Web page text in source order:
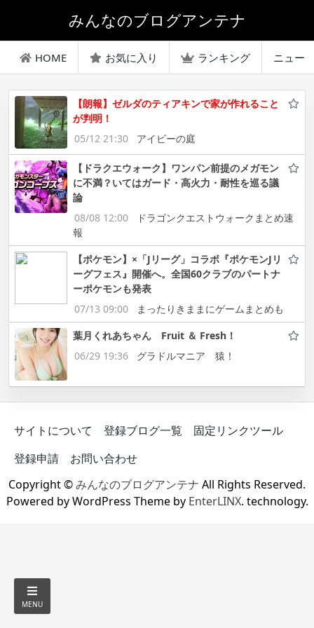
みんなのブログアンテナ
HOME お気に入り ランキング ニュー
【朗報】ゼルダのティアキンで家が作れること
が判明！
05/12 21:30
アイビーの庭
【ドラクエウォーク】ワンパン前提のメガモン
に不満？いてはガード・高火力・耐性を巡る議
論
08/08 12:00
ドラゴンクエストウォークまとめ速
報
【ポケモン】×「Jリーグ」コラボ『ポケモンJリ
ーグフェス』開催へ。全国60クラブのパートナ
ーポケモンも発表
07/13 09:00
まったりきままにゲームまとめも
葉月くれあちゃん Fruit ＆ Fresh！
06/29 19:36
グラドルマニア 猿！
サイトについて 登録ブログ一覧
固定リンクツール
登録申請
お問い合わせ
Copyright ©みんなのブログアンテナ All Rights Reserved.
Powered by WordPress Theme by EnterLINX. technology.
MENU